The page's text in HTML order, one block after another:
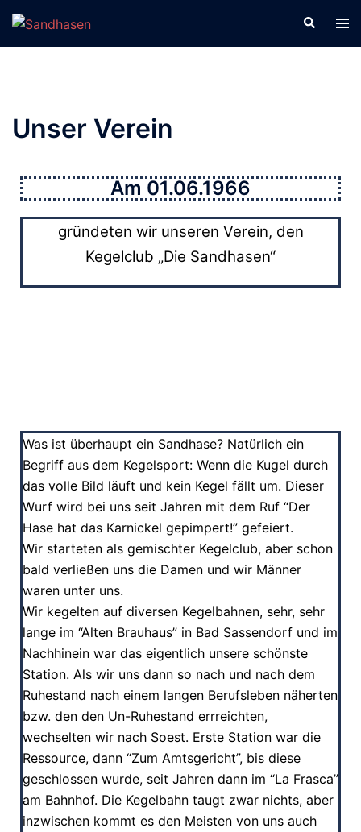
Unser Verein
Am 01.06.1966
gründeten wir unseren Verein, den
Kegelclub „Die Sandhasen“
Was ist überhaupt ein Sandhase? Natürlich ein
Begriff aus dem Kegelsport: Wenn die Kugel durch
das volle Bild läuft und kein Kegel fällt um. Dieser
Wurf wird bei uns seit Jahren mit dem Ruf “Der
Hase hat das Karnickel gepimpert!” gefeiert.
Wir starteten als gemischter Kegelclub, aber schon
bald verließen uns die Damen und wir Männer
waren unter uns.
Wir kegelten auf diversen Kegelbahnen, sehr, sehr
lange im “Alten Brauhaus” in Bad Sassendorf und im
Nachhinein war das eigentlich unsere schönste
Station. Als wir uns dann so nach und nach dem
Ruhestand nach einem langen Berufsleben näherten
bzw. den den Un-Ruhestand errreichten,
wechselten wir nach Soest. Erste Station war die
Ressource, dann “Zum Amtsgericht”, bis diese
geschlossen wurde, seit Jahren dann im “La Frasca”
am Bahnhof. Die Kegelbahn taugt zwar nichts, aber
inzwischen kommt es den Meisten von uns auch